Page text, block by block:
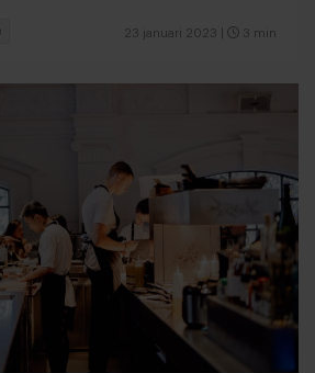
23 januari 2023 3 min